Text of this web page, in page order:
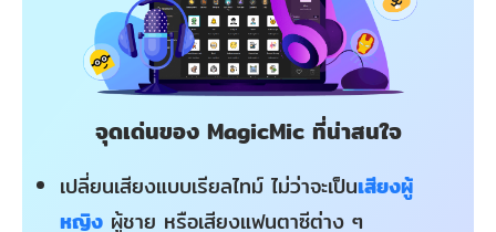
จุดเด่นของ MagicMic ที่น่าสนใจ
เปลี่ยนเสียงแบบเรียลไทม์ ไม่ว่าจะเป็นเสียงผู้
หญิง ผู้ชาย หรือเสียงแฟนตาซีต่าง ๆ